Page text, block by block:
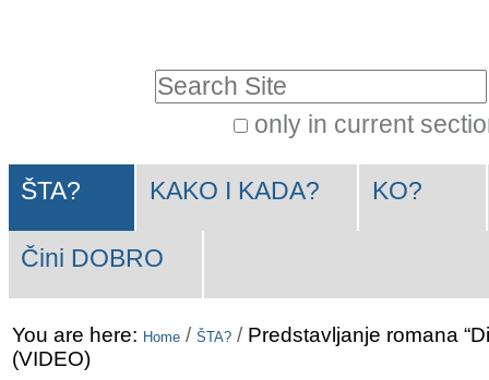
Skip
to
navigation
only in current
Search…
Navigation
ŠTA? KAKO I KADA? KO?
Čini DOBRO
You are here: Home / ŠTA? / Predstavljanje romana
(VIDEO)